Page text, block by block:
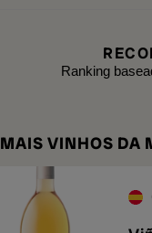
Ranking
MAIS VINHOS DA